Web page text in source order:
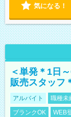
気になる！
＜単発＊1日
販売スタッフ
アルバイト 職種未
ブランクOK
WEB